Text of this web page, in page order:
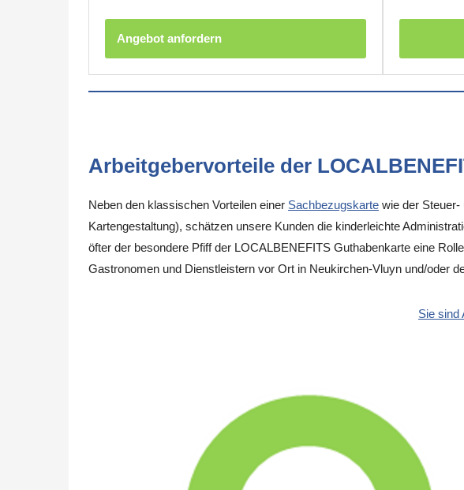
Angebot anfordern
Arbeitgebervorteile der
Neben den klassischen Vorteilen einer Sachbezugskarte wie der Steuer-
Kartengestaltung), schätzen unsere Kunden die kinderleichte
öfter der besondere Pfiff der LOCALBENEFITS Guthabenkarte eine
Gastronomen und Dienstleistern vor Ort in Neukirchen-Vluyn und/oder
Sie sind